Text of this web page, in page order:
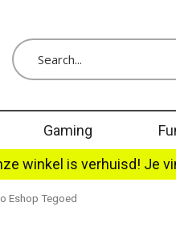
Gaming
winkel is verhuisd! Je
Eshop Tegoed